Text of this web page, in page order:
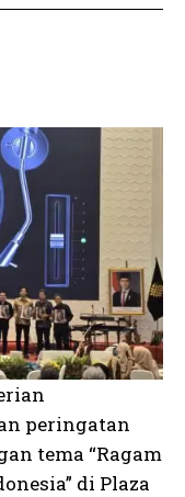
peringatan
tema “Ragam
di Plaza